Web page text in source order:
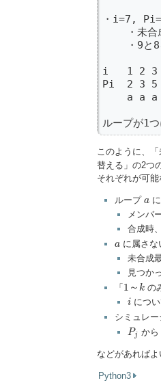
・i=7,
・未合
・9と8
i   1 2 3
Pi  2 3 5
a a a
ループが1
このように、
替える」の2つ
それぞれが可
ループ a
aに
メンバ
合成時
a
aに属さな
未合成
見つか
「 1 ～ k
1 k
の
i につ
シミュレ
Pj
Pj から
などがあればよ
Python3